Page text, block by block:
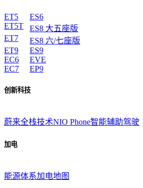
ET5
ET5T
ET7
ET9
EC6
EC7
ES6
ES8 大五座版
ES8 六/七座版
ES9
EVE
EP9
创新科技
蔚来全栈技术NIO Phone智能辅助驾驶
加电
能源体系加电地图